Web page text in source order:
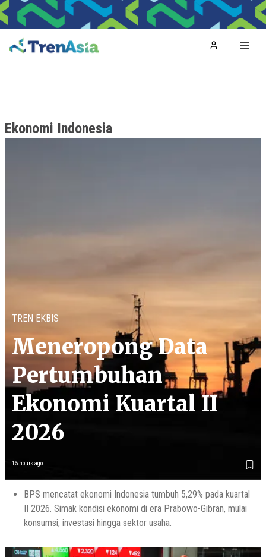
Home
Ekonomi Indonesia
TREN EKBIS
Meneropong Data
Pertumbuhan
Ekonomi Kuartal II
2026
15 hours ago
BPS mencatat ekonomi Indonesia tumbuh 5,29% pada kuartal
II 2026. Simak kondisi ekonomi di era Prabowo-Gibran, mulai
konsumsi, investasi hingga sektor usaha.